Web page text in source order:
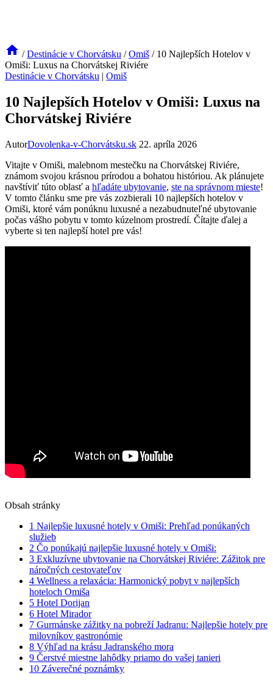
/ Destinácie v Chorvátsku / Omiš / 10 Najlepších Hotelov v
Omiši: Luxus na Chorvátskej Riviére
Destinácie v Chorvátsku | Omiš
10 Najlepších Hotelov v Omiši: Luxus na
Chorvátskej Riviére
AutorDovolenka-v-Chorvátsku.sk 22. apríla 2026
Vitajte v Omiši, malebnom mestečku na Chorvátskej Riviére,
známom svojou krásnou prírodou a bohatou históriou. Ak plánujete
navštíviť túto oblasť a hľadáte ubytovanie, ste na správnom mieste!
V tomto článku sme pre vás zozbierali 10 najlepších hotelov v
Omiši, ktoré vám ponúknu luxusné a nezabudnuteľné ubytovanie
počas vášho pobytu v tomto kúzelnom prostredí. Čítajte ďalej a
vyberte si ten najlepší hotel pre vás!
Obsah stránky
1 Najlepšie luxusné hotely v Omiši: Prehľad ponúkaných
služieb
2 Čo ponúkajú najlepšie luxusné hotely v Omiši:
3 Exkluzívne ubytovanie na Chorvátskej Riviére: Zážitok pre
náročných cestovateľov
4 Wellness a relaxácia: Harmonický pobyt v najlepších
hoteloch Omiša
5 Hotel Dorijan
6 Hotel Mirador
7 Gurmánske zážitky na pobreží Jadranu: Najlepšie hotely pre
milovníkov gastronómie
8 Výhľad na krásu Jadranského mora
9 Čerstvé miestne lahôdky priamo do vašej tanieri
10 Záverečné poznámky